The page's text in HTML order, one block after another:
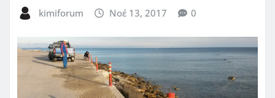
kimiforum Νοέ 13, 2017 0